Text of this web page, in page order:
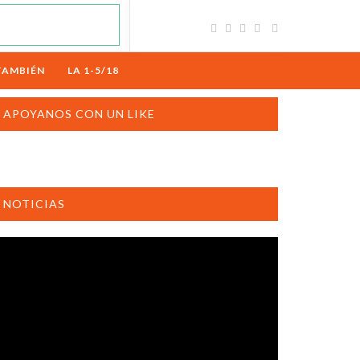
LA 1-5/18
APOYANOS CON UN LIKE
NOTICIAS